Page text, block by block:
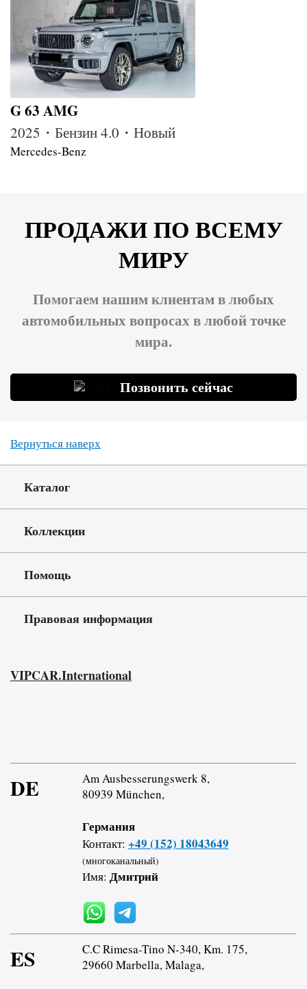
G 63 AMG
2025・Бензин 4.0・Новый
Mercedes-Benz
ПРОДАЖИ ПО ВСЕМУ
МИРУ
Помогаем нашим клиентам в любых
автомобильных вопросах в любой точке
мира.
Позвонить сейчас
Вернуться наверх
Каталог
Коллекции
Помощь
Правовая информация
VIPCAR.International
DE
Am Ausbesserungswerk 8,
80939 München,
Германия
Контакт: +49 (152) 18043649
(многоканальный)
Имя: Дмитрий
ES
C.C Rimesa-Tino N-340, Km. 175,
29660 Marbella, Malaga,